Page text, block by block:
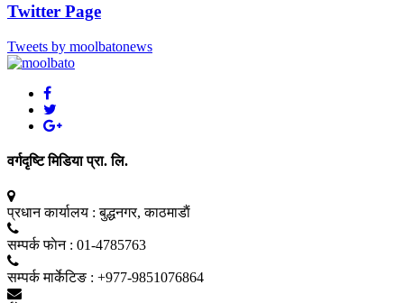
Twitter Page
Tweets by moolbatonews
वर्गदृष्टि मिडिया प्रा. लि.
प्रधान कार्यालय : बुद्धनगर, काठमाडाैं
सम्पर्क फाेन : 01-4785763
सम्पर्क मार्केटिङ : +977-9851076864